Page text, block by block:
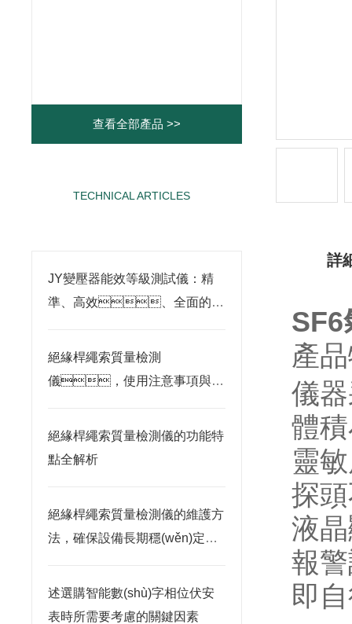
查看全部產品 >>
TECHNICAL ARTICLES
JY變壓器能效等級測試儀：精
準、高效、全面的能
絕緣桿繩索質量檢測
儀，使用注意事項與日
絕緣桿繩索質量檢測儀的功能特
點全解析
絕緣桿繩索質量檢測儀的維護方
法，確保設備長期穩(wěn)定運
述選購智能數(shù)字相位伏安
表時所需要考慮的關鍵因素
詳
SF6
產
儀器
體積
靈
探頭
液
報警
即自